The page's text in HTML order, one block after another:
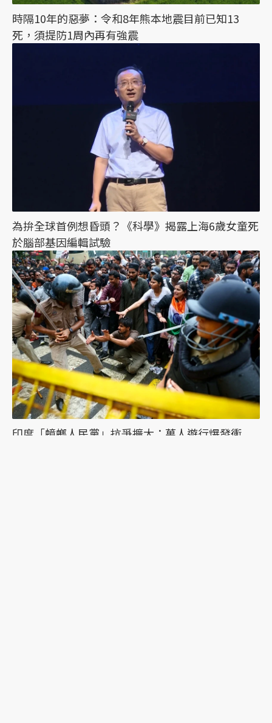
時隔10年的惡夢：令和8年熊本地震目前已知13
死，須提防1周內再有強震
為拚全球首例想昏頭？《科學》揭露上海6歲女童死
於腦部基因編輯試驗
印度「蟑螂人民黨」抗爭擴大：萬人遊行爆發衝